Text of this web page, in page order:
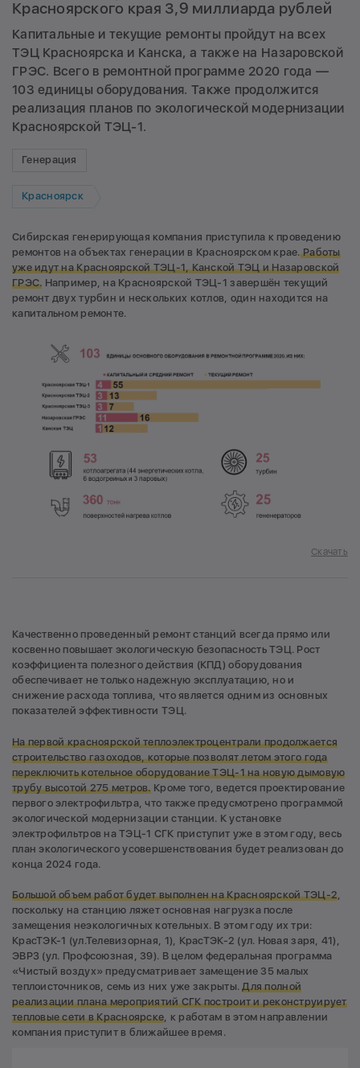
Красноярского края 3,9 миллиарда рублей
Капитальные и текущие ремонты пройдут на всех
ТЭЦ Красноярска и Канска, а также на Назаровской
ГРЭС. Всего в ремонтной программе 2020 года —
103 единицы оборудования. Также продолжится
реализация планов по экологической модернизации
Красноярской ТЭЦ-1.
Генерация
Красноярск
Сибирская генерирующая компания приступила к проведению
ремонтов на объектах генерации в Красноярском крае.Работы
уже идут на Красноярской ТЭЦ-1, Канской ТЭЦ и Назаровской
ГРЭС. Например, на Красноярской ТЭЦ-1 завершён текущий
ремонт двух турбин и нескольких котлов, один находится на
капитальном ремонте.
Скачать
Качественно проведенный ремонт станций всегда прямо или
косвенно повышает экологическую безопасность ТЭЦ. Рост
коэффициента полезного действия (КПД) оборудования
обеспечивает не только надежную эксплуатацию, но и
снижение расхода топлива, что является одним из основных
показателей эффективности ТЭЦ.
На первой красноярской теплоэлектроцентрали продолжается
строительство газоходов, которые позволят летом этого года
переключить котельное оборудование ТЭЦ-1 на новую дымовую
трубу высотой 275 метров.Кроме того, ведется проектирование
первого электрофильтра, что также предусмотрено программой
экологической модернизации станции. К установке
электрофильтров на ТЭЦ-1 СГК приступит уже в этом году, весь
план экологического усовершенствования будет реализован до
конца 2024 года.
Большой объем работ будет выполнен на Красноярской ТЭЦ-2,
поскольку на станцию ляжет основная нагрузка после
замещения неэкологичных котельных. В этом году их три:
КрасТЭК-1 (ул.Телевизорная, 1), КрасТЭК-2 (ул. Новая заря, 41),
ЭВРЗ (ул. Профсоюзная, 39). В целом федеральная программа
«Чистый воздух» предусматривает замещение 35 малых
теплоисточников, семь из них уже закрыты.Для полной
реализации плана мероприятий СГК построит и реконструирует
тепловые сети в Красноярске, к работам в этом направлении
компания приступит в ближайшее время.